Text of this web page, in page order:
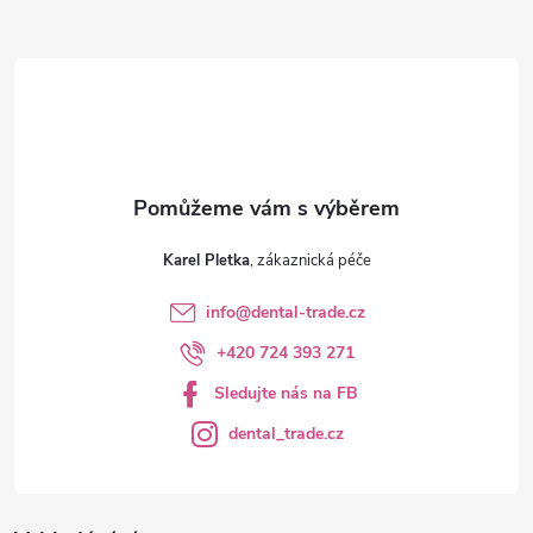
Karel Pletka
info@dental-trade.cz
+420 724 393 271
Sledujte nás na FB
dental_trade.cz